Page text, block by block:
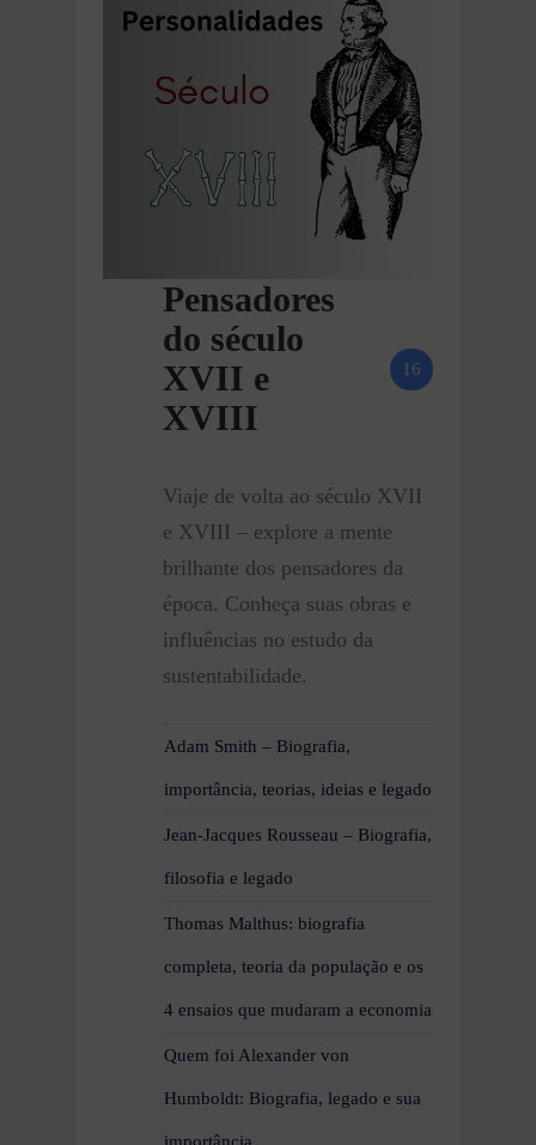
Pensadores
do século
XVII e
XVIII
16
Viaje de volta ao século XVII
e XVIII – explore a mente
brilhante dos pensadores da
época. Conheça suas obras e
influências no estudo da
sustentabilidade.
Adam Smith – Biografia,
importância, teorias, ideias e legado
Jean-Jacques Rousseau – Biografia,
filosofia e legado
Thomas Malthus: biografia
completa, teoria da população e os
4 ensaios que mudaram a economia
Quem foi Alexander von
Humboldt: Biografia, legado e sua
importância